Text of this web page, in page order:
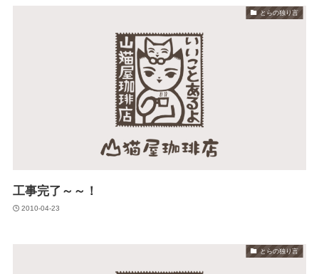
とらの独り言
工事完了～～！
2010-04-23
とらの独り言